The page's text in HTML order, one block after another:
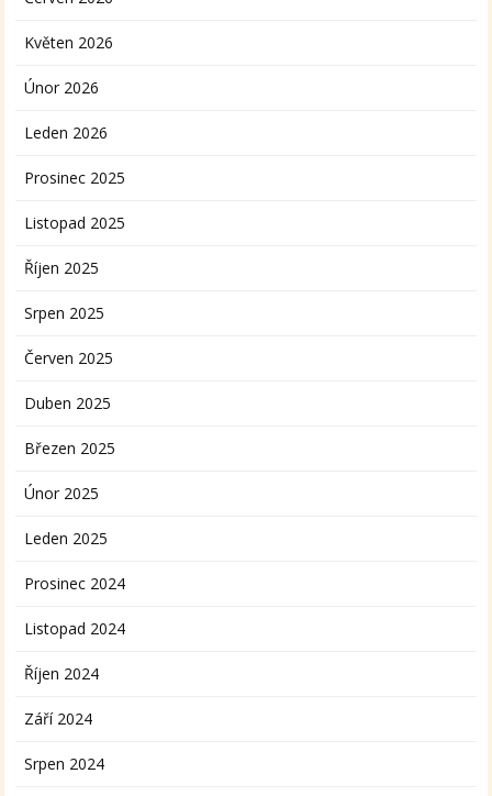
Květen 2026
Únor 2026
Leden 2026
Prosinec 2025
Listopad 2025
Říjen 2025
Srpen 2025
Červen 2025
Duben 2025
Březen 2025
Únor 2025
Leden 2025
Prosinec 2024
Listopad 2024
Říjen 2024
Září 2024
Srpen 2024